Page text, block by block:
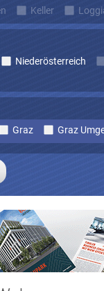
Keller
Niederösterreich
Graz Graz
um laufend
E-mail